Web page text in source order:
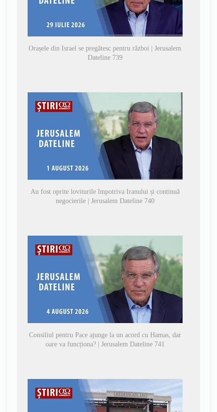
Orașele din Israel se pregătesc pentru război | Jerusalem
Dateline 739
Au fost oprite loviturile împotriva Iranului și continuă
negocierile | Jerusalem Dateline 740
Consiliul pentru Pace ajunge la un acord cu Hamas, dar
oare va funcționa? | Jerusalem Dateline 741